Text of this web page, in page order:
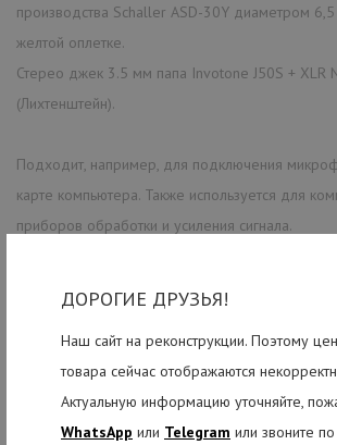
ДОРОГИЕ ДРУЗЬЯ!
Наш сайт на реконструкции. Поэтому
товара сейчас отображаются
Актуальную информацию уточняйте,
WhatsApp или Telegram или звоните
производства Schaller ASD-30Y диаметром
желтой оплетке.
Стерео джек 3.5 мм папа Invotone J50S + XLR
(Лихтенштейн).
Подходит, например, для подключения
карте компьютера. Также используется для
приборов обработки и усиления сигнала.
РЕКОМЕНДУЕМЫЕ